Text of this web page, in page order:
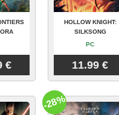
€
HOLLOW KNIGHT:
SILKSONG
PC
11.99 €
-28%